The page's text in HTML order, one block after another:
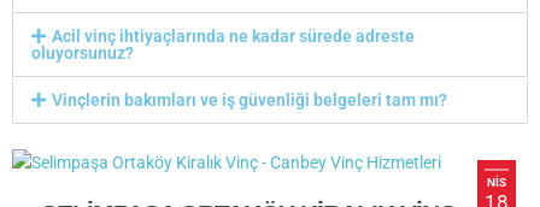
Acil vinç ihtiyaçlarında ne kadar sürede adreste
oluyorsunuz?
Vinçlerin bakımları ve iş güvenliği belgeleri tam mı?
NIS
18